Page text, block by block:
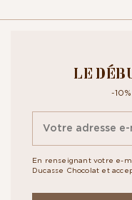
LE
-
En renseignant votre e-
Ducasse Chocolat et
ainsi que nos exclusivités.